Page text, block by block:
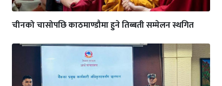
चीनको चासोपछि काठमाण्डौमा हुने तिब्बती सम्मेलन स्थगित